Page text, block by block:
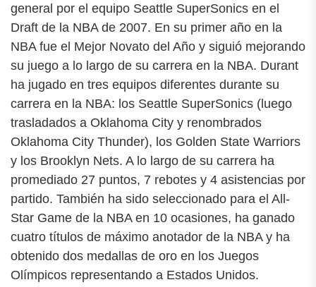
general por el equipo Seattle SuperSonics en el
Draft de la NBA de 2007. En su primer año en la
NBA fue el Mejor Novato del Año y siguió mejorando
su juego a lo largo de su carrera en la NBA. Durant
ha jugado en tres equipos diferentes durante su
carrera en la NBA: los Seattle SuperSonics (luego
trasladados a Oklahoma City y renombrados
Oklahoma City Thunder), los Golden State Warriors
y los Brooklyn Nets. A lo largo de su carrera ha
promediado 27 puntos, 7 rebotes y 4 asistencias por
partido. También ha sido seleccionado para el All-
Star Game de la NBA en 10 ocasiones, ha ganado
cuatro títulos de máximo anotador de la NBA y ha
obtenido dos medallas de oro en los Juegos
Olímpicos representando a Estados Unidos.